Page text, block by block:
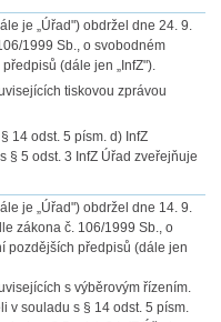
je „Úřad") obdržel dne 24. 9.
1999 Sb., o svobodném
(dále jen „InfZ").
tiskovou zprávou
14 odst. 5 písm. d) InfZ
§ 5 odst. 3 InfZ Úřad zveřejňuje
je „Úřad") obdržel dne 14. 9.
zákona č. 106/1999 Sb., o
pozdějších předpisů (dále jen
s výběrovým řízením.
v souladu s § 14 odst. 5 písm.